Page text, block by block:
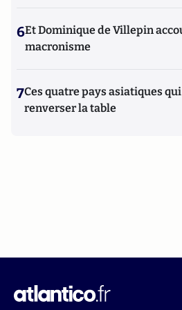
6Et Dominique de Villepin
macronisme
7Ces quatre pays asiatiques
renverser la table